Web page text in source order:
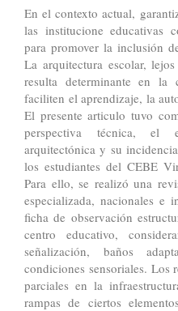
En el contexto actual,
las institucione educativas
para promover la inclusión
La arquitectura escolar,
resulta determinante en la
faciliten el aprendizaje, la
El presente articulo tuvo
perspectiva técnica, el
arquitectónica y su
los estudiantes del CEBE
Para ello, se realizó una
especializada, nacionales e
ficha de observación
centro educativo,
señalización, baños
condiciones sensoriales. Los
parciales en la
rampas de ciertos